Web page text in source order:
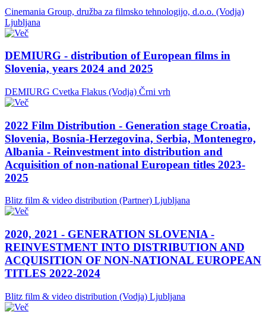
Cinemania Group, družba za filmsko tehnologijo, d.o.o. (Vodja)
Ljubljana
DEMIURG - distribution of European films in
Slovenia, years 2024 and 2025
DEMIURG Cvetka Flakus (Vodja) Črni vrh
2022 Film Distribution - Generation stage Croatia,
Slovenia, Bosnia-Herzegovina, Serbia, Montenegro,
Albania - Reinvestment into distribution and
Acquisition of non-national European titles 2023-
2025
Blitz film & video distribution (Partner) Ljubljana
2020, 2021 - GENERATION SLOVENIA -
REINVESTMENT INTO DISTRIBUTION AND
ACQUISITION OF NON-NATIONAL EUROPEAN
TITLES 2022-2024
Blitz film & video distribution (Vodja) Ljubljana